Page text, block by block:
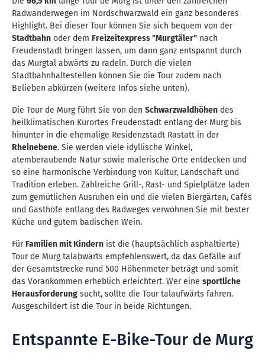
Radwanderwegen im Nordschwarzwald ein ganz besonderes
Highlight. Bei dieser Tour können Sie sich bequem von der
Stadtbahn oder dem Freizeitexpress "Murgtäler" nach
Freudenstadt bringen lassen, um dann ganz entspannt durch
das Murgtal abwärts zu radeln. Durch die vielen
Stadtbahnhaltestellen können Sie die Tour zudem nach
Belieben abkürzen (weitere Infos siehe unten).
Die Tour de Murg führt Sie von den Schwarzwaldhöhen des
heilklimatischen Kurortes Freudenstadt entlang der Murg bis
hinunter in die ehemalige Residenzstadt Rastatt in der
Rheinebene. Sie werden viele idyllische Winkel,
atemberaubende Natur sowie malerische Orte entdecken und
so eine harmonische Verbindung von Kultur, Landschaft und
Tradition erleben. Zahlreiche Grill-, Rast- und Spielplätze laden
zum gemütlichen Ausruhen ein und die vielen Biergärten, Cafés
und Gasthöfe entlang des Radweges verwöhnen Sie mit bester
Küche und gutem badischen Wein.
Für Familien mit Kindern ist die (hauptsächlich asphaltierte)
Tour de Murg talabwärts empfehlenswert, da das Gefälle auf
der Gesamtstrecke rund 500 Höhenmeter beträgt und somit
das Vorankommen erheblich erleichtert. Wer eine sportliche
Herausforderung sucht, sollte die Tour talaufwärts fahren.
Ausgeschildert ist die Tour in beide Richtungen.
Entspannte E-Bike-Tour de Murg